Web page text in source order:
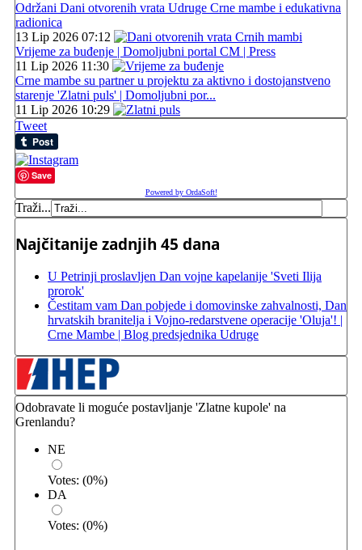
Održani Dani otvorenih vrata Udruge Crne mambe i edukativna
radionica
13 Lip 2026 07:12
Vrijeme za buđenje | Domoljubni portal CM | Press
11 Lip 2026 11:30
Crne mambe su partner u projektu za aktivno i dostojanstveno
starenje 'Zlatni puls' | Domoljubni por...
11 Lip 2026 10:29
Tweet
Save
Powered by OrdaSoft!
Traži...
Najčitanije zadnjih 45 dana
U Petrinji proslavljen Dan vojne kapelanije 'Sveti Ilija
prorok'
Čestitam vam Dan pobjede i domovinske zahvalnosti, Dan
hrvatskih branitelja i Vojno-redarstvene operacije 'Oluja'! |
Crne Mambe | Blog predsjednika Udruge
Odobravate li moguće postavljanje 'Zlatne kupole' na
Grenlandu?
NE
Votes: (0%)
DA
Votes: (0%)